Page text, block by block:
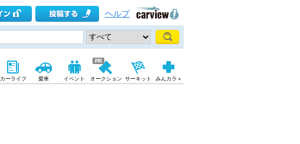
ヘルプ
カーライフ 愛車 イベント オークション サーキット みんカラ＋